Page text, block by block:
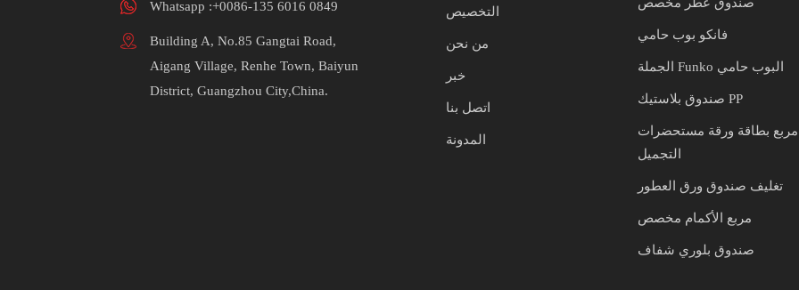
Whatsapp :+0086-135 6016 0849
Building A, No.85 Gangtai Road,
Aigang Village, Renhe Town, Baiyun
District, Guangzhou City,China.
التخصيص
من نحن
خبر
اتصل بنا
المدونة
فانكو بوب حامي
الجملة Funko البوب حامي
صندوق بلاستيك PP
مربع بطاقة ورقة مستحضرات
التجميل
تغليف صندوق ورق العطور
مربع الأكمام مخصص
صندوق بلوري شفاف